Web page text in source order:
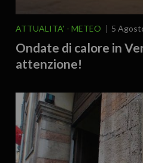
ATTUALITA' METEO 5
Ondate di calore in
attenzione!